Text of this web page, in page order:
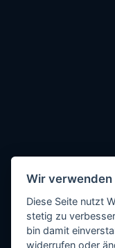
Wir verwenden
Diese Seite nutzt
stetig zu
bin damit
widerrufen oder